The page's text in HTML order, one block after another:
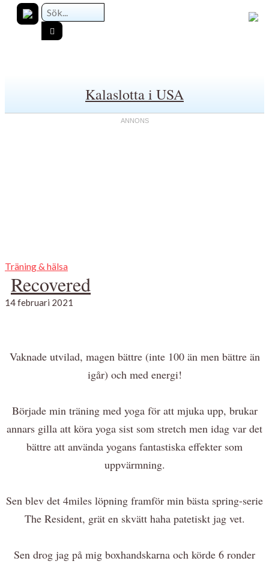
Kalaslotta i USA
Träning & hälsa
Recovered
14 februari 2021
Vaknade utvilad, magen bättre (inte 100 än men bättre än
igår) och med energi!
Började min träning med yoga för att mjuka upp, brukar
annars gilla att köra yoga sist som stretch men idag var det
bättre att använda yogans fantastiska effekter som
uppvärmning.
Sen blev det 4miles löpning framför min bästa spring-serie
The Resident, grät en skvätt haha patetiskt jag vet.
Sen drog jag på mig boxhandskarna och körde 6 ronder